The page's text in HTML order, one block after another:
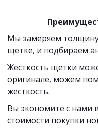
Мы замеряем
щетке, и подбираем
Жесткость щетки
оригинале, можем
жесткость.
Вы экономите с нами
стоимости покупки